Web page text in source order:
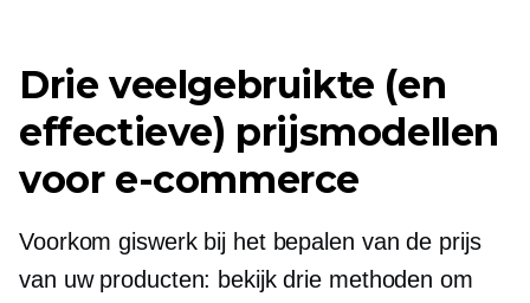
Drie veelgebruikte (en
effectieve) prijsmodellen
voor e-commerce
Voorkom giswerk bij het bepalen van de prijs
van uw producten: bekijk drie methoden om